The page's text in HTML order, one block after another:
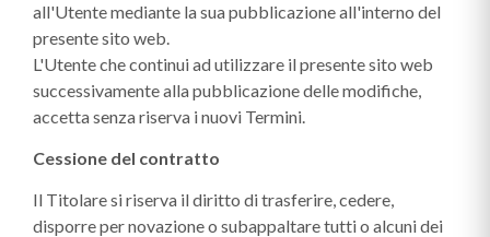
all'Utente mediante la sua pubblicazione all'interno del
presente sito web.
L'Utente che continui ad utilizzare il presente sito web
successivamente alla pubblicazione delle modifiche,
accetta senza riserva i nuovi Termini.
Cessione del contratto
Il Titolare si riserva il diritto di trasferire, cedere,
disporre per novazione o subappaltare tutti o alcuni dei